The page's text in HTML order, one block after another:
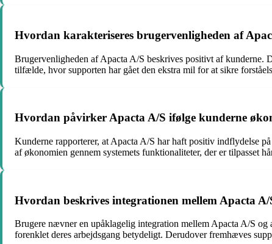
Hvordan karakteriseres brugervenligheden af
Brugervenligheden af Apacta A/S beskrives positivt af kunderne.
tilfælde, hvor supporten har gået den ekstra mil for at sikre
Hvordan påvirker Apacta A/S ifølge kunderne
Kunderne rapporterer, at Apacta A/S har haft positiv indflydelse
af økonomien gennem systemets funktionaliteter, der er tilpasset
Hvordan beskrives integrationen mellem Apacta
Brugere nævner en upåklagelig integration mellem Apacta A/S og
forenklet deres arbejdsgang betydeligt. Derudover fremhæves